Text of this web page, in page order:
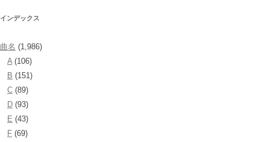
インデックス
曲名 (1,986)
A (106)
B (151)
C (89)
D (93)
E (43)
F (69)